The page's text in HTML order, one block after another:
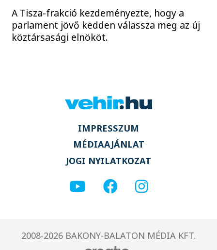
A Tisza-frakció kezdeményezte, hogy a
parlament jövő kedden válassza meg az új
köztársasági elnököt.
IMPRESSZUM
MÉDIAAJÁNLAT
JOGI NYILATKOZAT
2008-2026 BAKONY-BALATON MÉDIA KFT.